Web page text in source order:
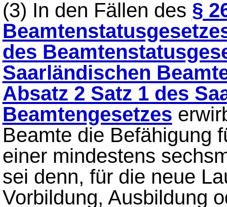
(3) In den Fällen des §
des
Saarländischen
Absatz 2 Satz 1 des
Beamtengesetzes
Beamte die Befähigung
einer mindestens
sei denn, für die neue
Vorbildung, Ausbildung